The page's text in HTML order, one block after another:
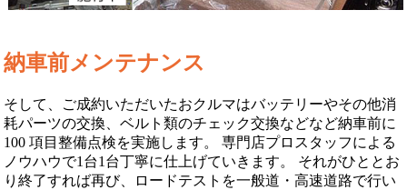
納車前メンテナンス
そして、ご成約いただいたおクルマはバッテリーやその他消
耗パーツの交換、ベルト類のチェック交換などなど納車前に
100 項目整備点検を実施します。 専門店プロスタッフによる
ノウハウで1台1台丁寧に仕上げていきます。 それがひととお
り終了すれば再び、ロードテストを一般道・高速道路で行い